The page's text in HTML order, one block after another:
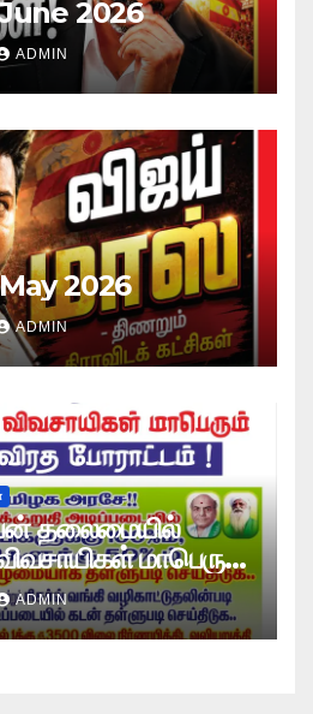
2026
ADMIN
2026
ADMIN
தலைமையில்
மாபெரும்
!
ADMIN